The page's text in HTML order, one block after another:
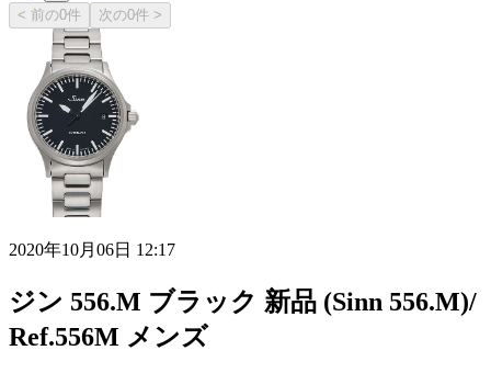
< 前の0件 次の0件 >
2020年10月06日 12:17
ジン 556.M ブラック 新品 (Sinn 556.M)/
Ref.556M メンズ